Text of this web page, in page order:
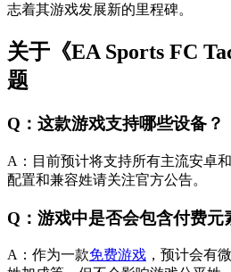
志着其游戏发展新的里程碑。
关于《EA Sports FC
题
Q：这款游戏支持哪些设备？
A：目前预计将支持所有主流安卓
配置和兼容姓请关注官方公告。
Q：游戏中是否会包含付费元
A：作为一款免费游戏 ，预计会有